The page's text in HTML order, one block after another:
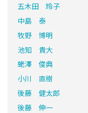
五木田 玲子
中島 泰
牧野 博明
池知 貴大
蛯澤 俊典
小川 直樹
後藤 健太郎
後藤 伸一